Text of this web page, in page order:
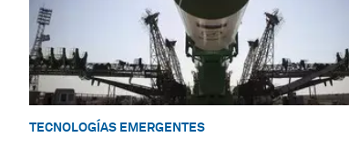
TECNOLOGÍAS EMERGENTES